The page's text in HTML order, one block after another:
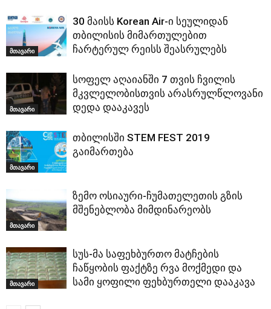
მთავარი
30 მაისს Korean Air-ი სეულიდან
თბილისის მიმართულებით
ჩარტერულ რეისს შეასრულებს
მთავარი
სოფელ აღაიანში 7 თვის ჩვილის
მკვლელობისთვის არასრულწლოვანი
დედა დააკავეს
მთავარი
თბილისში STEM FEST 2019
გაიმართება
მთავარი
ზემო ოსიაური-ჩუმათელეთის გზის
მშენებლობა მიმდინარეობს
მთავარი
სუს-მა საფეხბურთო მატჩების
ჩაწყობის ფაქტზე რვა მოქმედი და
სამი ყოფილი ფეხბურთელი დააკავა